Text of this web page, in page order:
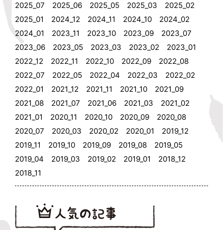
2025_07
2025_06 2025_05 2025_03
2025_02
2025_01
2024_12 2024_11 2024_10
2024_02
2024_01
2023_11 2023_10 2023_09
2023_07
2023_06
2023_05 2023_03 2023_02
2023_01
2022_12
2022_11 2022_10 2022_09
2022_08
2022_07
2022_05 2022_04 2022_03
2022_02
2022_01
2021_12 2021_11 2021_10
2021_09
2021_08
2021_07 2021_06 2021_03
2021_02
2021_01
2020_11 2020_10 2020_09
2020_08
2020_07
2020_03 2020_02 2020_01
2019_12
2019_11
2019_10 2019_09 2019_08
2019_05
2019_04
2019_03 2019_02 2019_01
2018_12
2018_11